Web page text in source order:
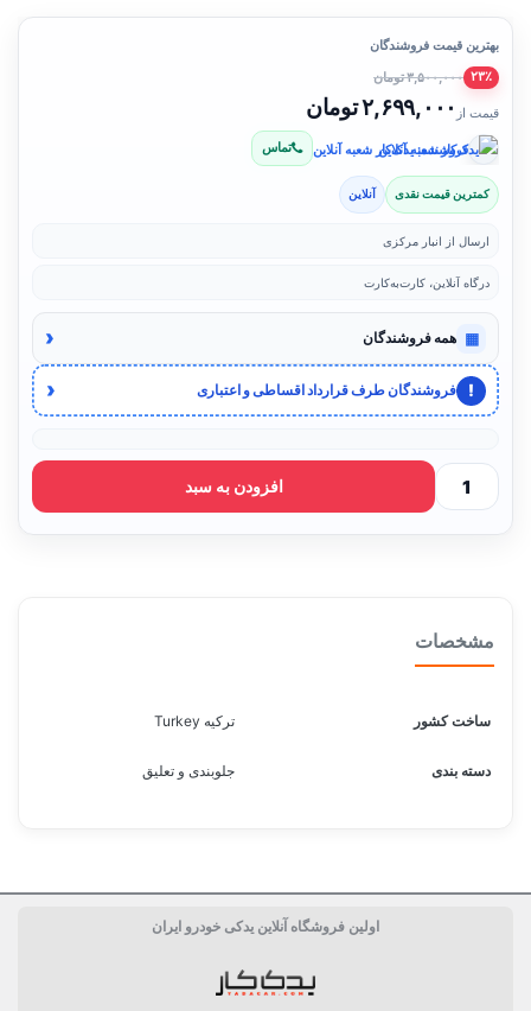
بهترین قیمت فروشندگان
۲۳٪ ۳,۵۰۰,۰۰۰ تومان
قیمت از ۲,۶۹۹,۰۰۰ تومان
فروشنده: یدک‌کار شعبه آنلاین تماس
کمترین قیمت نقدی آنلاین
ارسال از انبار مرکزی
درگاه آنلاین، کارت‌به‌کارت
▦ همه فروشندگان ‹
! فروشندگان طرف قرارداد اقساطی و اعتباری ‹
افزودن به سبد
مشخصات
ساخت کشور ترکیه Turkey
دسته بندی جلوبندی و تعلیق
اولین فروشگاه آنلاین یدکی خودرو ایران